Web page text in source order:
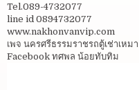
Tel.089-4732077
line id 0894732077
www.nakhonvanvip.com
เพจ นครศรีธรรมราชรถตู้เช่าเหมา
Facebook ทศพล น้อยทับทิม